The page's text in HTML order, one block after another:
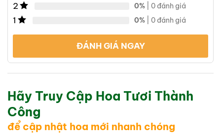
2 0% | 0 đánh giá
1 0% | 0 đánh giá
ĐÁNH GIÁ NGAY
Hãy Truy Cập Hoa Tươi Thành
Công
để cập nhật hoa mới nhanh chóng